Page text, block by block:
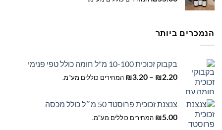
הנמכרים ביותר
בקבוק זכוכית 10-100 מ"ל חומה כולל טפי פנימי
₪2.20
–
₪3.20
טווח
עד
המחירים כוללים מע"מ.
צנצנת זכוכית פרוסטד 50 מ״ל כולל מכסה
₪5.00 המחירים כוללים מע"מ.